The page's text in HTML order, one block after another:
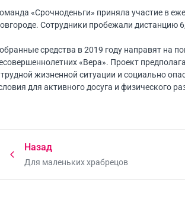
«Срочноденьги» приняла участие в
Сотрудники пробежали дистанцию
средства в 2019 году направят на
«Вера». Проект
трудной жизненной ситуации и социально
для активного досуга и физического
Назад
Для маленьких храбрецов